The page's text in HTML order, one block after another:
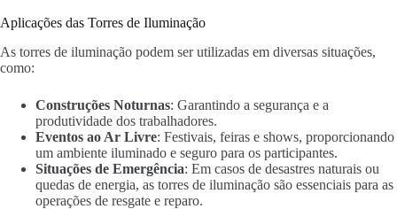
Aplicações das Torres de Iluminação
As torres de iluminação podem ser utilizadas em diversas situações,
como:
Construções Noturnas: Garantindo a segurança e a
produtividade dos trabalhadores.
Eventos ao Ar Livre: Festivais, feiras e shows, proporcionando
um ambiente iluminado e seguro para os participantes.
Situações de Emergência: Em casos de desastres naturais ou
quedas de energia, as torres de iluminação são essenciais para as
operações de resgate e reparo.